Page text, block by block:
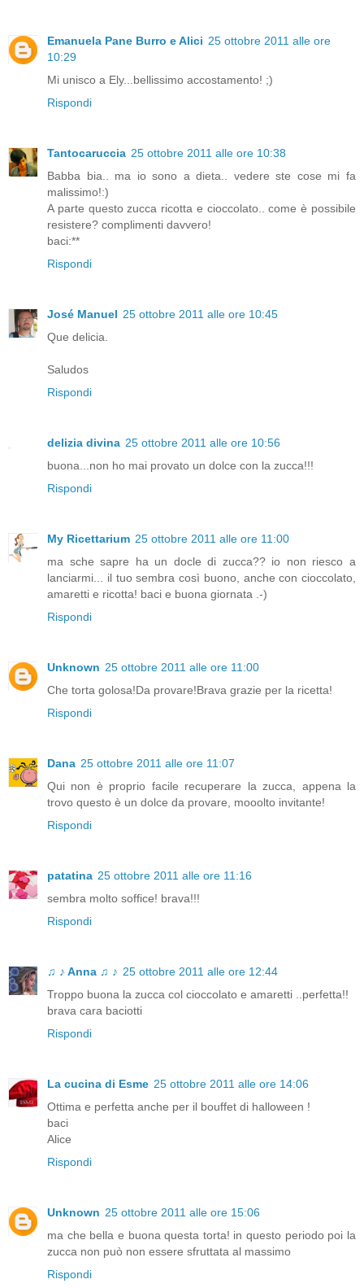
Emanuela Pane Burro e Alici 25 ottobre 2011 alle ore
10:29
Mi unisco a Ely...bellissimo accostamento! ;)
Rispondi
Tantocaruccia 25 ottobre 2011 alle ore 10:38
Babba bia.. ma io sono a dieta.. vedere ste cose mi fa
malissimo!:)
A parte questo zucca ricotta e cioccolato.. come è possibile
resistere? complimenti davvero!
baci:**
Rispondi
José Manuel 25 ottobre 2011 alle ore 10:45
Que delicia.
Saludos
Rispondi
delizia divina 25 ottobre 2011 alle ore 10:56
buona...non ho mai provato un dolce con la zucca!!!
Rispondi
My Ricettarium 25 ottobre 2011 alle ore 11:00
ma sche sapre ha un docle di zucca?? io non riesco a
lanciarmi... il tuo sembra così buono, anche con cioccolato,
amaretti e ricotta! baci e buona giornata .-)
Rispondi
Unknown 25 ottobre 2011 alle ore 11:00
Che torta golosa!Da provare!Brava grazie per la ricetta!
Rispondi
Dana 25 ottobre 2011 alle ore 11:07
Qui non è proprio facile recuperare la zucca, appena la
trovo questo è un dolce da provare, mooolto invitante!
Rispondi
patatina 25 ottobre 2011 alle ore 11:16
sembra molto soffice! brava!!!
Rispondi
♫ ♪ Anna ♫ ♪ 25 ottobre 2011 alle ore 12:44
Troppo buona la zucca col cioccolato e amaretti ..perfetta!!
brava cara baciotti
Rispondi
La cucina di Esme 25 ottobre 2011 alle ore 14:06
Ottima e perfetta anche per il bouffet di halloween !
baci
Alice
Rispondi
Unknown 25 ottobre 2011 alle ore 15:06
ma che bella e buona questa torta! in questo periodo poi la
zucca non può non essere sfruttata al massimo
Rispondi